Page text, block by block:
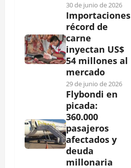
30 de junio de 2026
Importaciones
récord de
carne
inyectan US$
54 millones al
mercado
29 de junio de 2026
Flybondi en
picada:
360.000
pasajeros
afectados y
deuda
millonaria